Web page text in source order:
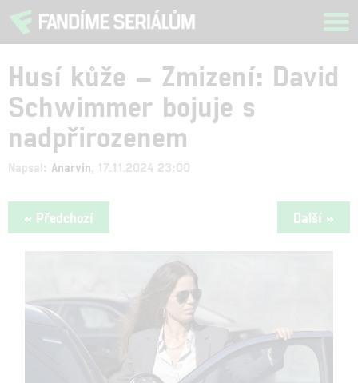
Husí kůže – Zmizení: David
Schwimmer bojuje s
nadpřirozenem
Napsal: Anarvin , 17.11.2024 23:00
« Předchozí Další »